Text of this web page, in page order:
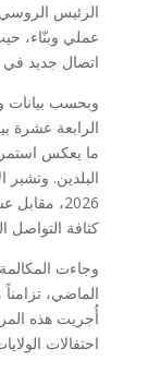
الرئيس
عملي وبنّاء،
اتصال جديد في
وبحسب بيانات
الرابعة عشرة
ما يعكس
البلدين.
كثافة التواصل
الماضي، تزامناً
أُجريت هذه
احتفالات الولايات